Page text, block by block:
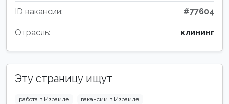
ID вакансии: #77604
Отрасль: клининг
Эту страницу ищут
работа в Израиле
вакансии в Израиле